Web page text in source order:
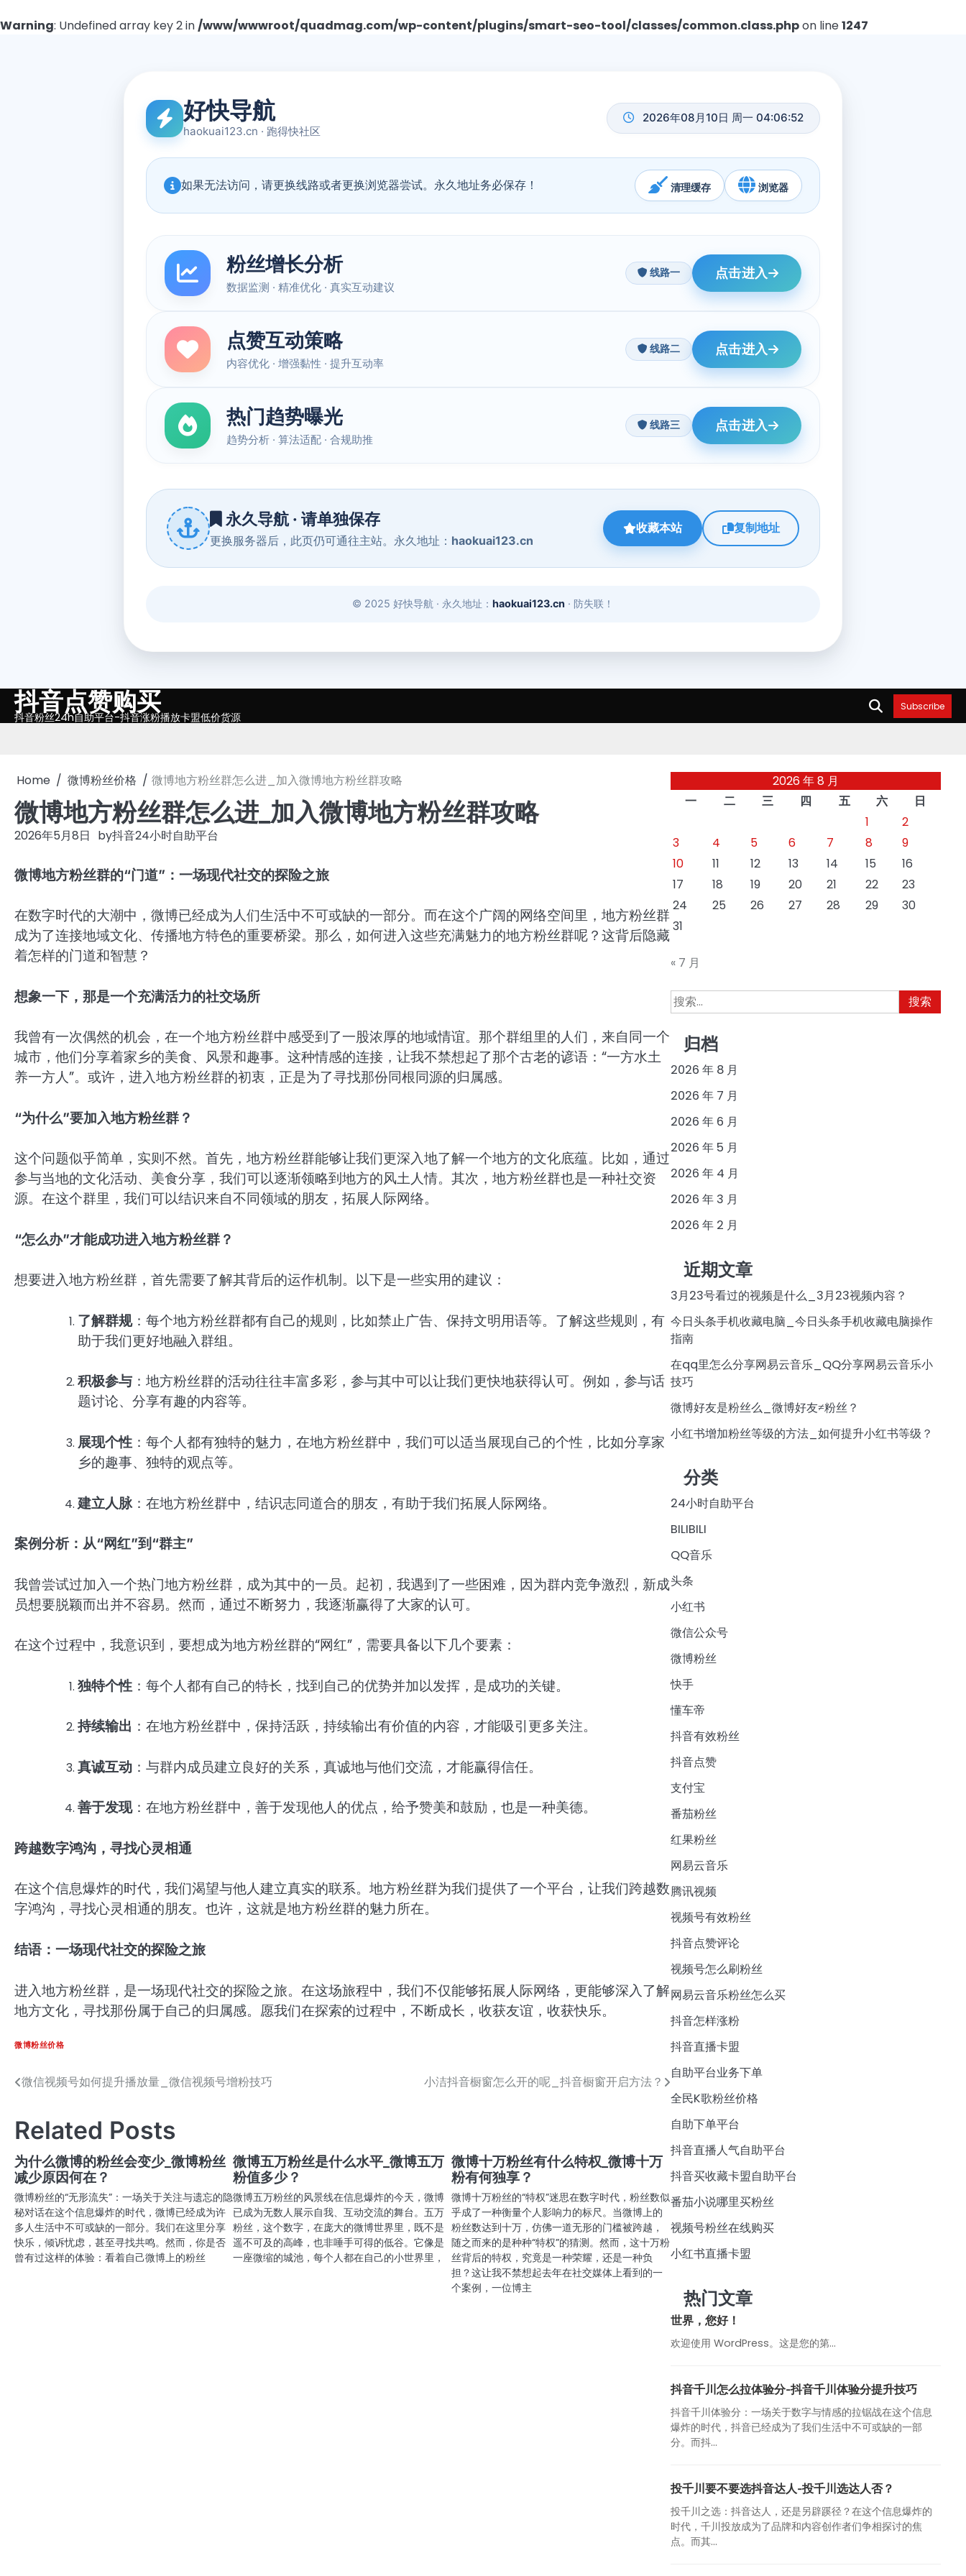
Warning: Undefined array key 2 in/www/wwwroot/quadmag.com/wp-content/plugins/smart-seo-tool/classes/common.class.phpon line1247
Skip抖音点赞购买
抖音粉丝24h自助平台-抖音涨粉播放卡盟低价货源
Subscribe
Home 微博粉丝价格 微博地方粉丝群怎么进_加入微博地方粉丝群攻略
微博地方粉丝群怎么进_加入微博地方粉丝群攻略
2026年5月8日 by抖音24小时自助平台
微博地方粉丝群的“门道”：一场现代社交的探险之旅
在数字时代的大潮中，微博已经成为人们生活中不可或缺的一部分。而在这个广阔的网络空间里，地方粉丝群
成为了连接地域文化、传播地方特色的重要桥梁。那么，如何进入这些充满魅力的地方粉丝群呢？这背后隐藏
着怎样的门道和智慧？
想象一下，那是一个充满活力的社交场所
我曾有一次偶然的机会，在一个地方粉丝群中感受到了一股浓厚的地域情谊。那个群组里的人们，来自同一个
城市，他们分享着家乡的美食、风景和趣事。这种情感的连接，让我不禁想起了那个古老的谚语：“一方水土
养一方人”。或许，进入地方粉丝群的初衷，正是为了寻找那份同根同源的归属感。
“为什么”要加入地方粉丝群？
这个问题似乎简单，实则不然。首先，地方粉丝群能够让我们更深入地了解一个地方的文化底蕴。比如，通过
参与当地的文化活动、美食分享，我们可以逐渐领略到地方的风土人情。其次，地方粉丝群也是一种社交资
源。在这个群里，我们可以结识来自不同领域的朋友，拓展人际网络。
“怎么办”才能成功进入地方粉丝群？
想要进入地方粉丝群，首先需要了解其背后的运作机制。以下是一些实用的建议：
了解群规：每个地方粉丝群都有自己的规则，比如禁止广告、保持文明用语等。了解这些规则，有
助于我们更好地融入群组。
积极参与 ：地方粉丝群的活动往往丰富多彩，参与其中可以让我们更快地获得认可。例如，参与话
题讨论、分享有趣的内容等。
展现个性：每个人都有独特的魅力，在地方粉丝群中，我们可以适当展现自己的个性，比如分享家
乡的趣事、独特的观点等。
建立人脉：在地方粉丝群中，结识志同道合的朋友，有助于我们拓展人际网络。
案例分析：从“网红”到“群主”
我曾尝试过加入一个热门地方粉丝群，成为其中的一员。起初，我遇到了一些困难，因为群内竞争激烈，新成
员想要脱颖而出并不容易。然而，通过不断努力，我逐渐赢得了大家的认可。
在这个过程中，我意识到，要想成为地方粉丝群的“网红”，需要具备以下几个要素：
独特个性：每个人都有自己的特长，找到自己的优势并加以发挥，是成功的关键。
持续输出 ：在地方粉丝群中，保持活跃，持续输出有价值的内容，才能吸引更多关注。
真诚互动 ：与群内成员建立良好的关系，真诚地与他们交流，才能赢得信任。
善于发现：在地方粉丝群中，善于发现他人的优点，给予赞美和鼓励，也是一种美德。
跨越数字鸿沟，寻找心灵相通
在这个信息爆炸的时代，我们渴望与他人建立真实的联系。地方粉丝群为我们提供了一个平台，让我们跨越数
字鸿沟，寻找心灵相通的朋友。也许，这就是地方粉丝群的魅力所在。
结语：一场现代社交的探险之旅
进入地方粉丝群，是一场现代社交的探险之旅。在这场旅程中，我们不仅能够拓展人际网络，更能够深入了解
地方文化，寻找那份属于自己的归属感。愿我们在探索的过程中，不断成长，收获友谊，收获快乐。
微博粉丝价格
文
导
航
微信视频号如何提升播放量_微信视频号增粉技巧 小洁抖音橱窗怎么开的呢_抖音橱窗开启方法？
Related Posts
为什么微博的粉丝会变少_微博粉丝
减少原因何在？
微博粉丝的“无形流失”：一场关于关注与遗忘的隐
秘对话在这个信息爆炸的时代，微博已经成为许
多人生活中不可或缺的一部分。我们在这里分享
快乐，倾诉忧虑，甚至寻找共鸣。然而，你是否
曾有过这样的体验：看着自己微博上的粉丝
微博五万粉丝是什么水平_微博五万
粉值多少？
微博五万粉丝的风景线在信息爆炸的今天，微博
已成为无数人展示自我、互动交流的舞台。五万
粉丝，这个数字，在庞大的微博世界里，既不是
遥不可及的高峰，也非唾手可得的低谷。它像是
一座微缩的城池，每个人都在自己的小世界里，
微博十万粉丝有什么特权_微博十万
粉有何独享？
微博十万粉丝的“特权”迷思在数字时代，粉丝数似
乎成了一种衡量个人影响力的标尺。当微博上的
粉丝数达到十万，仿佛一道无形的门槛被跨越，
随之而来的是种种“特权”的猜测。然而，这十万粉
丝背后的特权，究竟是一种荣耀，还是一种负
担？这让我不禁想起去年在社交媒体上看到的一
个案例，一位博主
2026 年 8 月
一
二 三 四 五 六
日
1
2
3
4 5 6 7 8
9
10
11 12 13 14 15
16
17
18 19 20 21 22
23
24
25 26 27 28 29
30
31
« 7 月
搜
索：
归档
2026 年 8 月
2026 年 7 月
2026 年 6 月
2026 年 5 月
2026 年 4 月
2026 年 3 月
2026 年 2 月
近期文章
3月23号看过的视频是什么_3月23视频内容？
今日头条手机收藏电脑_今日头条手机收藏电脑操作
指南
在qq里怎么分享网易云音乐_QQ分享网易云音乐小
技巧
微博好友是粉丝么_微博好友≠粉丝？
小红书增加粉丝等级的方法_如何提升小红书等级？
分类
24小时自助平台
BILIBILI
QQ音乐
头条
小红书
微信公众号
微博粉丝
快手
懂车帝
抖音有效粉丝
抖音点赞
支付宝
番茄粉丝
红果粉丝
网易云音乐
腾讯视频
视频号有效粉丝
抖音点赞评论
视频号怎么刷粉丝
网易云音乐粉丝怎么买
抖音怎样涨粉
抖音直播卡盟
自助平台业务下单
全民K歌粉丝价格
自助下单平台
抖音直播人气自助平台
抖音买收藏卡盟自助平台
番茄小说哪里买粉丝
视频号粉丝在线购买
小红书直播卡盟
热门文章
世界，您好！
欢迎使用 WordPress。这是您的第…
抖音千川怎么拉体验分-抖音千川体验分提升技巧
抖音千川体验分：一场关于数字与情感的拉锯战在这个信息
爆炸的时代，抖音已经成为了我们生活中不可或缺的一部
分。而抖...
投千川要不要选抖音达人-投千川选达人否？
投千川之选：抖音达人，还是另辟蹊径？在这个信息爆炸的
时代，千川投放成为了品牌和内容创作者们争相探讨的焦
点。而其...